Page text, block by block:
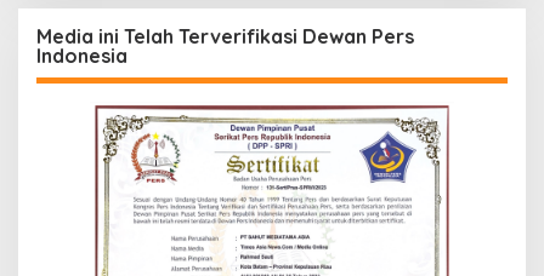
Media ini Telah Terverifikasi Dewan Pers
Indonesia